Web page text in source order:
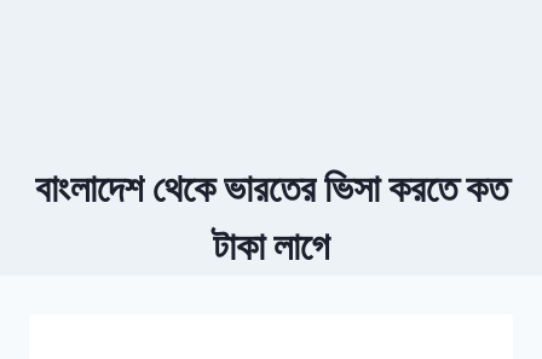
বাংলাদেশ থেকে ভারতের ভিসা করতে কত
টাকা লাগে